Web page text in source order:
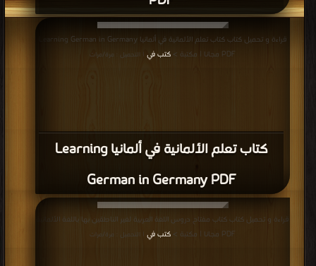
كتاب تعلم الألمانية في ألمانيا Learning
German in Germany PDF
قراءة و تحميل كتاب كتاب تعلم الألمانية في ألمانيا Learning German in Germany
PDF مجانا | مكتبة >
كتب في | التحميل : مرة/مرات
قراءة و تحميل كتاب كتاب مفتاح دروس اللغة العربية لغير الناطقين بها باللغة الألمانية
PDF مجانا | مكتبة >
كتب في | التحميل : مرة/مرات